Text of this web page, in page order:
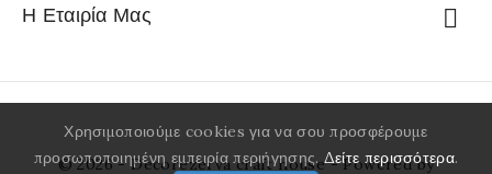
Χρησιμοποιούμε cookies για να σου προσφέρουμε
προσωποποιημένη εμπειρία περιήγησης.Δείτε περισσότερα.
Η Εταιρία Μας 
© 2026 - Decorezerva craft house - Powered by